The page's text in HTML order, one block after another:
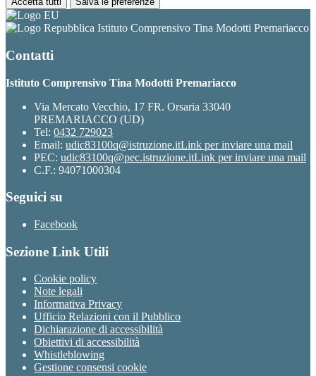
Istituto Comprensivo Tina Modotti Premariacco
Contatti
Istituto Comprensivo Tina Modotti Premariacco
Via Mercato Vecchio, 17 FR. Orsaria 33040
PREMARIACCO (UD)
Tel: 0432 729023
Email: udic83100q@istruzione.itLink per inviare una mail
PEC: udic83100q@pec.istruzione.itLink per inviare una mail
C.F.: 94071000304
Seguici su
Facebook
Sezione Link Utili
Cookie policy
Note legali
Informativa Privacy
Ufficio Relazioni con il Pubblico
Dichiarazione di accessibilità
Obiettivi di accessibilità
Whistleblowing
Gestione consensi cookie